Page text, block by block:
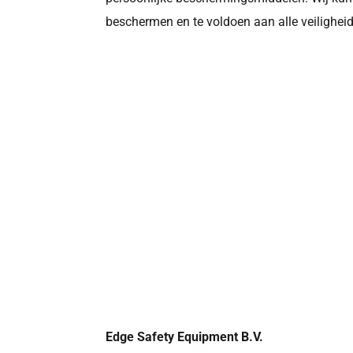
beschermen en te voldoen aan alle
Edge Safety Equipment B.V.